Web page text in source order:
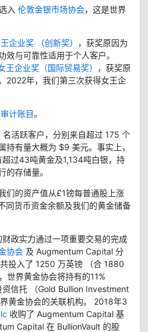
入 伦敦金银市场协会，这是世界
企业奖 （创新奖）
，获奖原因为
与可靠性适用于个人客户。
王企业奖（国际贸易奖）
，获奖原
2022年，我们第三次获得女王企
计账目。
名活跃客户，分别来自超过 175 个
持有量大概为 $9 美元。事实上，
超过43吨黄金及1,134吨白银，持
的存储量。
们的资产值从£1镑每普通股上涨
同货币资金余额及我们的黄金储备
政实力通过一项重要交易的完成
协会 及 Augmentum Capital 分
投入了 1250 万英镑 （合 1880
世界黄金协会将持有的11%
资信托 （Gold Bullion Investment
黄金协会的关联机构。 2018年3
收购了 Augmentum Capital 基
Capital 在 BullionVault 的股